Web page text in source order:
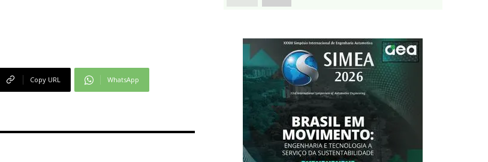
Copy URL WhatsApp